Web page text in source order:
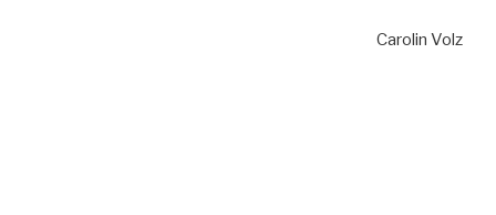
Carolin Volz